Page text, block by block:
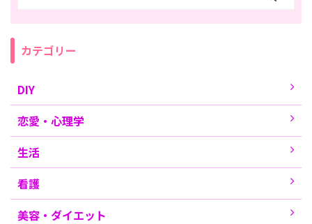
カテゴリー
DIY
恋愛・心理学
生活
看護
美容・ダイエット